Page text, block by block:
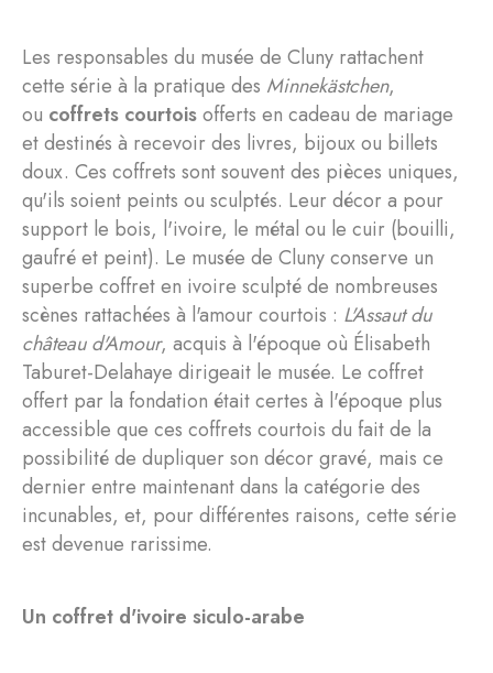
Les responsables du musée de Cluny rattachent
cette série à la pratique des Minnekästchen,
ou coffrets courtoisofferts en cadeau de mariage
et destinés à recevoir des livres, bijoux ou billets
doux. Ces coffrets sont souvent des pièces uniques,
qu'ils soient peints ou sculptés. Leur décor a pour
support le bois, l'ivoire, le métal ou le cuir (bouilli,
gaufré et peint). Le musée de Cluny conserve un
superbe coffret en ivoire sculpté de nombreuses
scènes rattachées à l'amour courtois : L'Assaut du
château d'Amour, acquis à l'époque où Élisabeth
Taburet-Delahaye dirigeait le musée. Le coffret
offert par la fondation était certes à l'époque plus
accessible que ces coffrets courtois du fait de la
possibilité de dupliquer son décor gravé, mais ce
dernier entre maintenant dans la catégorie des
incunables, et, pour différentes raisons, cette série
est devenue rarissime.
Un coffret d'ivoire siculo-arabe